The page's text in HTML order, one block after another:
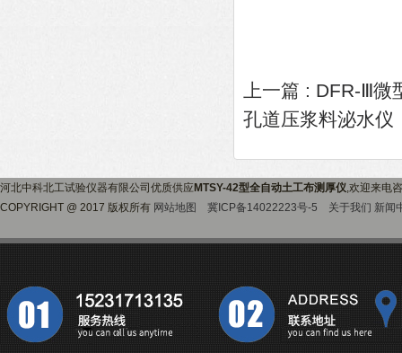
上一篇 : DFR-Ⅲ微
孔道压浆料泌水仪
河北中科北工试验仪器有限公司优质供应 MTSY-42型全自动土工布测厚仪,欢迎来电
COPYRIGHT @ 2017 版权所有 网站地图 冀ICP备14022223号-5 关于我们 新闻